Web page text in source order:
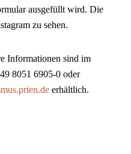
ausgefüllt wird. Die
zu sehen.
Informationen sind im
8051 6905-0 oder
erhältlich.